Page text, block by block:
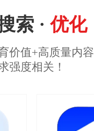
索 ·优化
价值+高质量内
强度相关！